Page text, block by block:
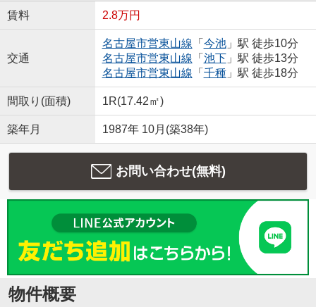
賃料 2.8万円
交通
名古屋市営東山線 「 今池」駅 徒歩10分
名古屋市営東山線 「 池下」駅 徒歩13分
名古屋市営東山線 「 千種」駅 徒歩18分
間取り(面積) 1R(17.42㎡)
築年月 1987年 10月(築38年)
お問い合わせ(無料)
物件概要